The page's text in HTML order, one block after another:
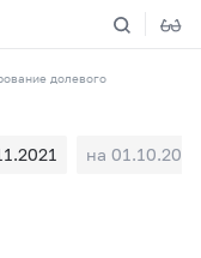
долевого
на 01.10.2021